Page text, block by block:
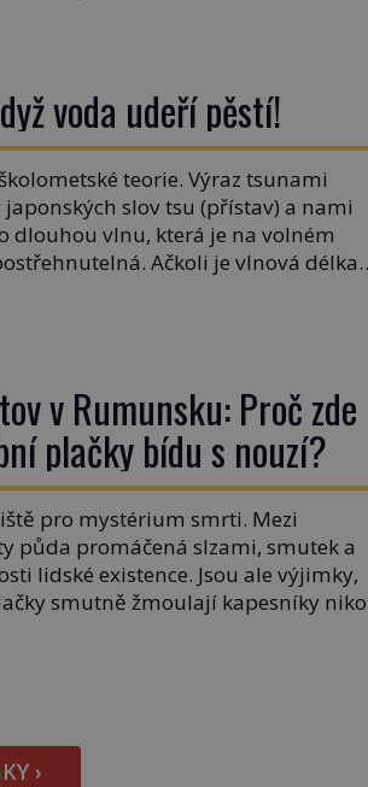
voda udeří pěstí!
teorie. Výraz tsunami
slov tsu (přístav) a nami
dlouhou vlnu, která je na volném
Ačkoli je vlnová délka
v Rumunsku: Proč zde
plačky bídu s nouzí?
pro mystérium smrti. Mezi
půda promáčená slzami, smutek a
lidské existence. Jsou ale výjimky,
smutně žmoulají kapesníky
[…]
›